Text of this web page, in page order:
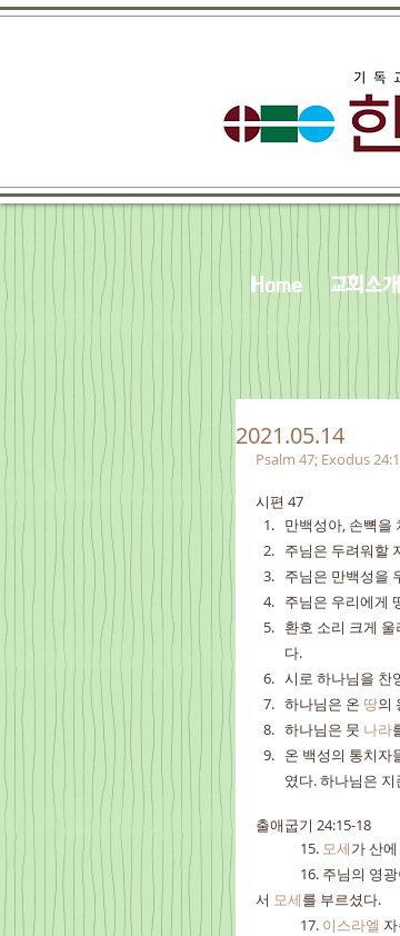
Home 교회소개
2021.05.14
Psalm 47; Exodus
시편 47
만백성아, 손뼉을
주님은 두려워할
주님은 만백성을
주님은 우리에게
환호 소리 크게
다.
시로 하나님을 찬
하나님은 온 땅의
하나님은 뭇 나라
온 백성의 통치자
였다. 하나님은
출애굽기 24:15-18
	15.
모세가 산
16. 주님의 영
서 모세를 부르셨다.
	17.
이스라엘